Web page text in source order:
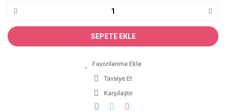
SEPETE EKLE
Tavsiye Et
Karşılaştır